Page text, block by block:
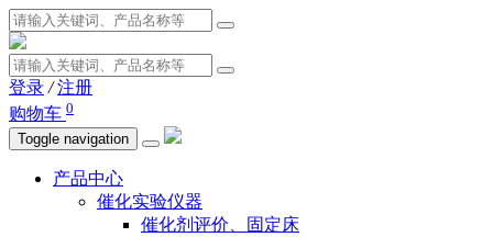
登录 / 注册
购物车 0
Toggle navigation
产品中心
催化实验仪器
催化剂评价、固定床